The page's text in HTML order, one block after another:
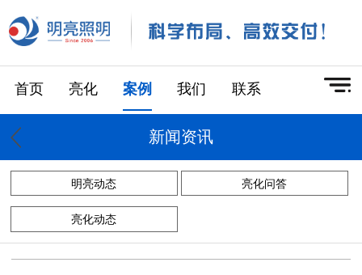
首页 亮化 案例 我们 联系
新闻资讯
明亮动态 亮化问答
亮化动态